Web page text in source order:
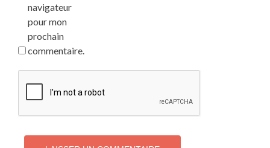
navigateur
pour mon
prochain
commentaire.